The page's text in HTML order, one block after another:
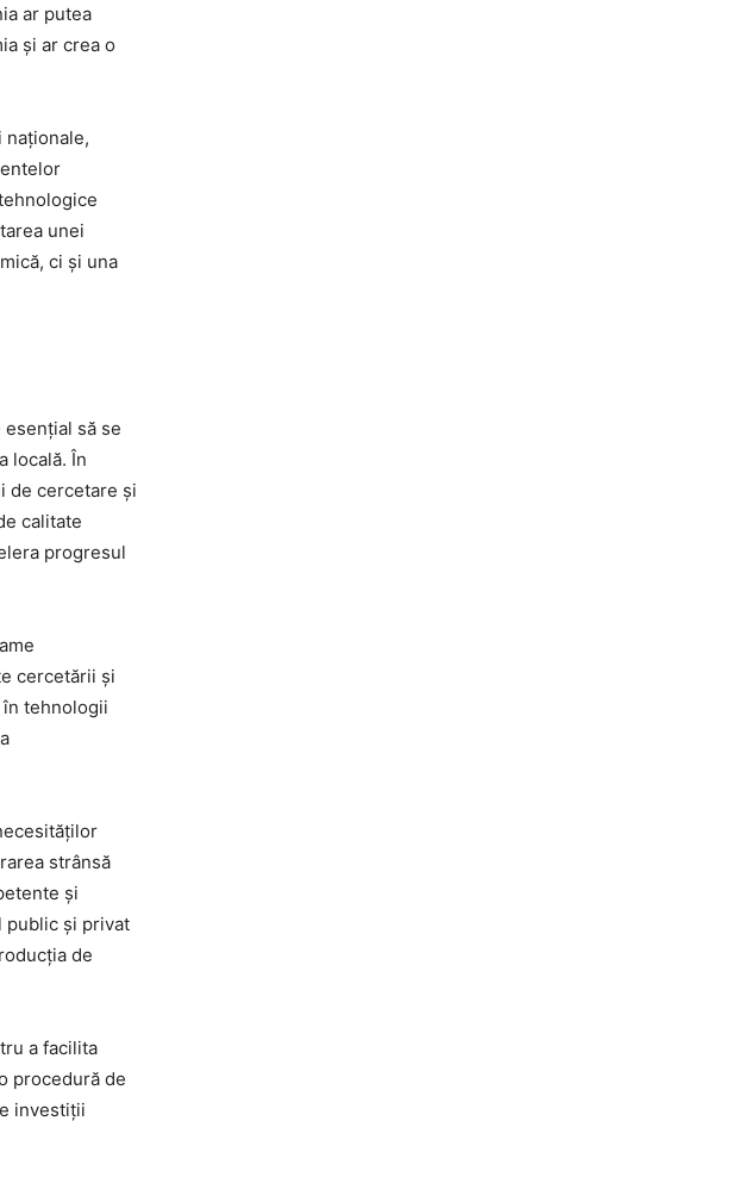
ar putea
și ar crea o
naționale,
unei
ci și una
să se
locală. În
de cercetare și
calitate
progresul
cercetării și
tehnologii
strânsă
și
public și privat
de
a facilita
procedură de
investiții